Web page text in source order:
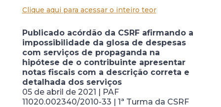
Clique aqui para acessar o inteiro teor
Publicado acórdão da CSRF afirmando a
impossibilidade da glosa de despesas
com serviços de propaganda na
hipótese de o contribuinte apresentar
notas fiscais com a descrição correta e
detalhada dos serviços
05 de abril de 2021 | PAF
11020.002340/2010-33 | 1ª Turma da CSRF